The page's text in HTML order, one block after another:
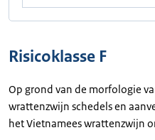
Risicoklasse F
Op grond van de morfologie
wrattenzwijn schedels en
het Vietnamees wrattenzwijn